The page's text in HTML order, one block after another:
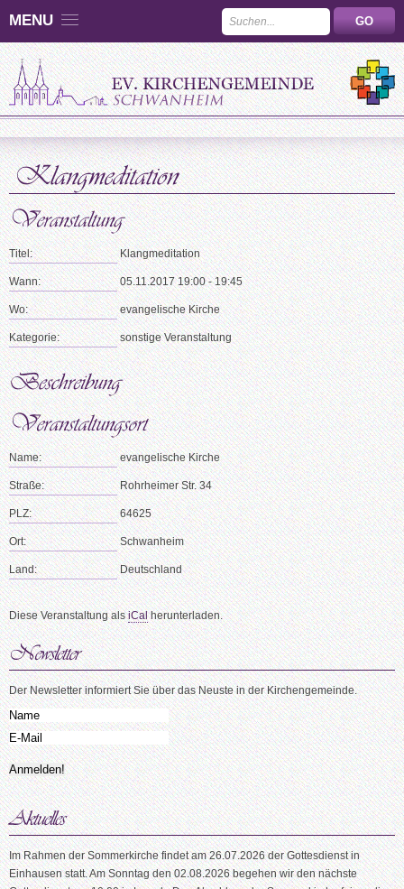
MENU
Titel: Klangmeditation
Wann: 05.11.2017 19:00 - 19:45
Wo: evangelische Kirche
Kategorie: sonstige Veranstaltung
Name: evangelische Kirche
Straße: Rohrheimer Str. 34
PLZ: 64625
Ort: Schwanheim
Land: Deutschland
Diese Veranstaltung alsiCalherunterladen.
Der Newsletter informiert Sie über das Neuste in der Kirchengemeinde.
Im Rahmen der Sommerkirche findet am 26.07.2026 der Gottesdienst in
Einhausen statt. Am Sonntag den 02.08.2026 begehen wir den nächste